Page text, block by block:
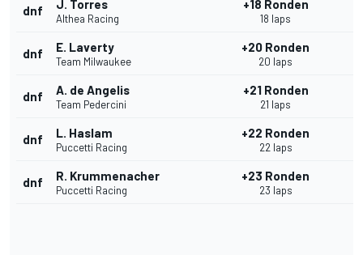
dnf J. Torres
Althea Racing
+18 Ronden
18 laps
dnf E. Laverty
Team Milwaukee
+20 Ronden
20 laps
dnf A. de Angelis
Team Pedercini
+21 Ronden
21 laps
dnf L. Haslam
Puccetti Racing
+22 Ronden
22 laps
dnf R. Krummenacher
Puccetti Racing
+23 Ronden
23 laps